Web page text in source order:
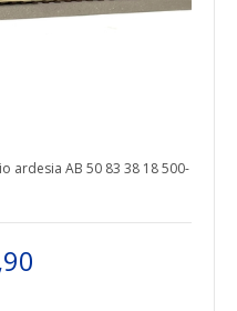
ardesia AB 50 83 38 18 500-